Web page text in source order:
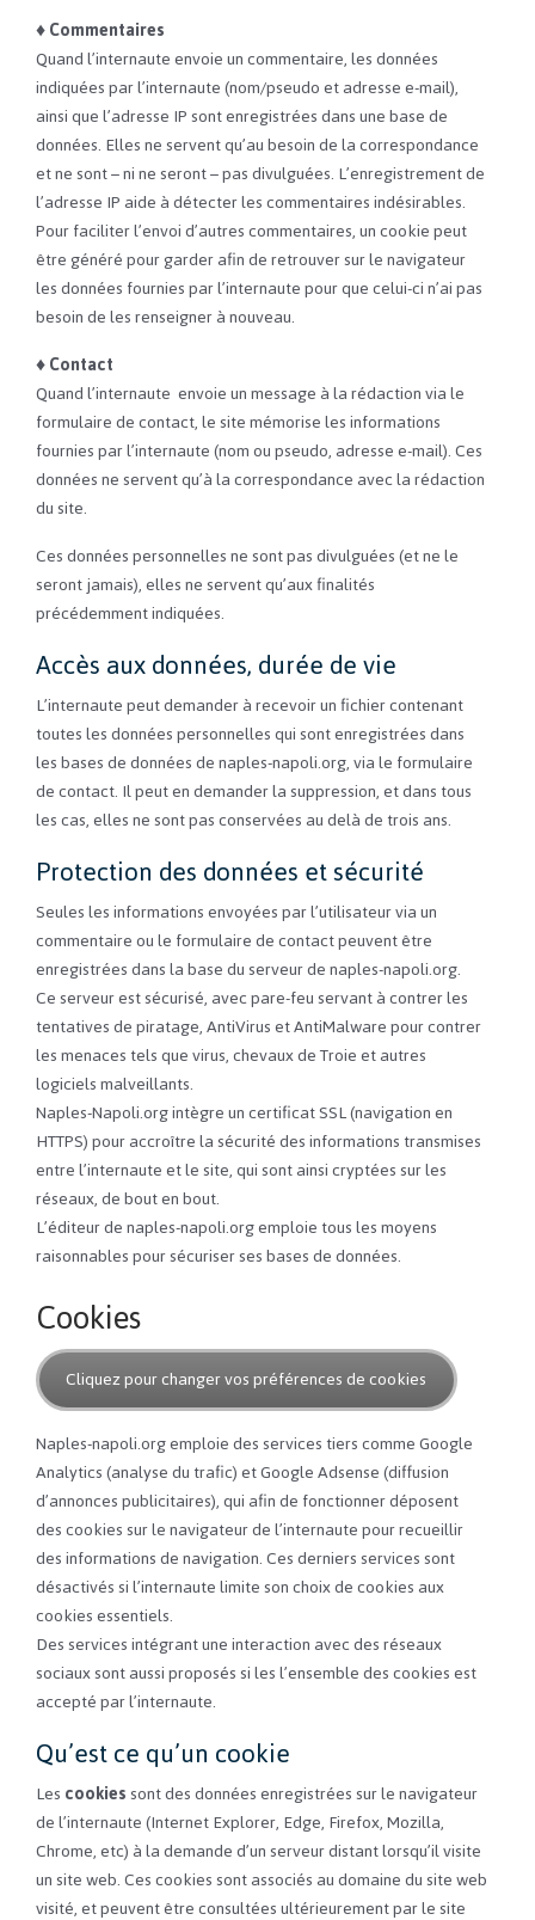
♦Commentaires
Quand l’internaute envoie un commentaire, les données
indiquées par l’internaute (nom/pseudo et adresse e-mail),
ainsi que l’adresse IP sont enregistrées dans une base de
données. Elles ne servent qu’au besoin de la correspondance
et ne sont – ni ne seront – pas divulguées. L’enregistrement de
l’adresse IP aide à détecter les commentaires indésirables.
Pour faciliter l’envoi d’autres commentaires, un cookie peut
être généré pour garder afin de retrouver sur le navigateur
les données fournies par l’internaute pour que celui-ci n’ai pas
besoin de les renseigner à nouveau.
♦Contact
Quand l’internaute envoie un message à la rédaction via le
formulaire de contact, le site mémorise les informations
fournies par l’internaute (nom ou pseudo, adresse e-mail). Ces
données ne servent qu’à la correspondance avec la rédaction
du site.
Ces données personnelles ne sont pas divulguées (et ne le
seront jamais), elles ne servent qu’aux finalités
précédemment indiquées.
Accès aux données, durée de vie
L’internaute peut demander à recevoir un fichier contenant
toutes les données personnelles qui sont enregistrées dans
les bases de données de naples-napoli.org, via le formulaire
de contact. Il peut en demander la suppression, et dans tous
les cas, elles ne sont pas conservées au delà de trois ans.
Protection des données et sécurité
Seules les informations envoyées par l’utilisateur via un
commentaire ou le formulaire de contact peuvent être
enregistrées dans la base du serveur de naples-napoli.org.
Ce serveur est sécurisé, avec pare-feu servant à contrer les
tentatives de piratage, AntiVirus et AntiMalware pour contrer
les menaces tels que virus, chevaux de Troie et autres
logiciels malveillants.
Naples-Napoli.org intègre un certificat SSL (navigation en
HTTPS) pour accroître la sécurité des informations transmises
entre l’internaute et le site, qui sont ainsi cryptées sur les
réseaux, de bout en bout.
L’éditeur de naples-napoli.org emploie tous les moyens
raisonnables pour sécuriser ses bases de données.
Cookies
Cliquez pour changer vos préférences de cookies
Naples-napoli.org emploie des services tiers comme Google
Analytics (analyse du trafic) et Google Adsense (diffusion
d’annonces publicitaires), qui afin de fonctionner déposent
des cookies sur le navigateur de l’internaute pour recueillir
des informations de navigation. Ces derniers services sont
désactivés si l’internaute limite son choix de cookies aux
cookies essentiels.
Des services intégrant une interaction avec des réseaux
sociaux sont aussi proposés si les l’ensemble des cookies est
accepté par l’internaute.
Qu’est ce qu’un cookie
Lescookiessont des données enregistrées sur le navigateur
de l’internaute (Internet Explorer, Edge, Firefox, Mozilla,
Chrome, etc) à la demande d’un serveur distant lorsqu’il visite
un site web. Ces cookies sont associés au domaine du site web
visité, et peuvent être consultées ultérieurement par le site